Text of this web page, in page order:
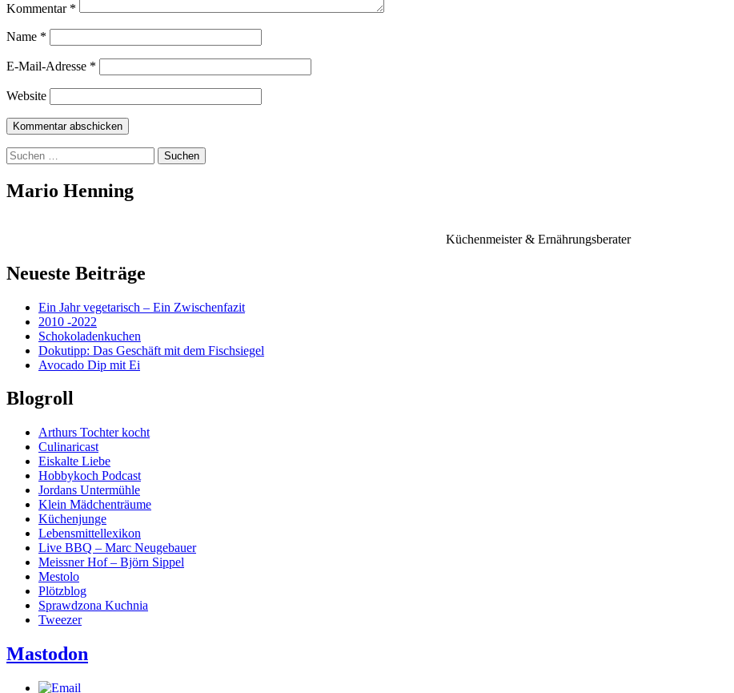
Kommentar *
Name *
E-Mail-Adresse *
Website
Suchen
nach:
Mario Henning
Küchenmeister & Ernährungsberater
Neueste Beiträge
Ein Jahr vegetarisch – Ein Zwischenfazit
2010 -2022
Schokoladenkuchen
Dokutipp: Das Geschäft mit dem Fischsiegel
Avocado Dip mit Ei
Blogroll
Arthurs Tochter kocht
Culinaricast
Eiskalte Liebe
Hobbykoch Podcast
Jordans Untermühle
Klein Mädchenträume
Küchenjunge
Lebensmittellexikon
Live BBQ – Marc Neugebauer
Meissner Hof – Björn Sippel
Mestolo
Plötzblog
Sprawdzona Kuchnia
Tweezer
Mastodon